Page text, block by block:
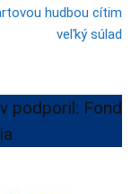
hudbou cítim
veľký súlad
podporil: Fond